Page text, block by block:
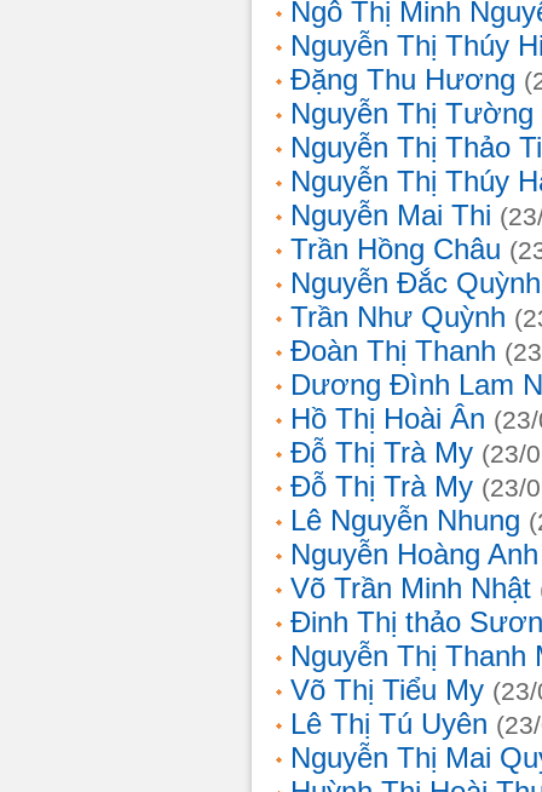
Ngô Thị Minh
Nguyễn Thị Thúy
Đặng Thu Hương
Nguyễn Thị Tường
Nguyễn Thị Thảo
Nguyễn Thị Thúy
Nguyễn Mai Thi
Trần Hồng Châu
Nguyễn Đắc
Trần Như Quỳnh
Đoàn Thị Thanh
Dương Đình Lam
Hồ Thị Hoài Ân
Đỗ Thị Trà My (23/
Đỗ Thị Trà My (23/
Lê Nguyễn Nhung
Nguyễn Hoàng Anh
Võ Trần Minh Nhật
Đinh Thị thảo
Nguyễn Thị Thanh
Võ Thị Tiểu My
Lê Thị Tú Uyên
Nguyễn Thị Mai